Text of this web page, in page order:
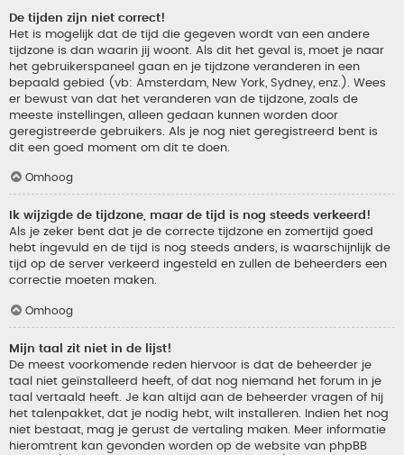
De tijden zijn niet correct!
Het is mogelijk dat de tijd die gegeven wordt van een andere
tijdzone is dan waarin jij woont. Als dit het geval is, moet je naar
het gebruikerspaneel gaan en je tijdzone veranderen in een
bepaald gebied (vb: Amsterdam, New York, Sydney, enz.). Wees
er bewust van dat het veranderen van de tijdzone, zoals de
meeste instellingen, alleen gedaan kunnen worden door
geregistreerde gebruikers. Als je nog niet geregistreerd bent is
dit een goed moment om dit te doen.
Omhoog
Ik wijzigde de tijdzone, maar de tijd is nog steeds verkeerd!
Als je zeker bent dat je de correcte tijdzone en zomertijd goed
hebt ingevuld en de tijd is nog steeds anders, is waarschijnlijk de
tijd op de server verkeerd ingesteld en zullen de beheerders een
correctie moeten maken.
Omhoog
Mijn taal zit niet in de lijst!
De meest voorkomende reden hiervoor is dat de beheerder je
taal niet geïnstalleerd heeft, of dat nog niemand het forum in je
taal vertaald heeft. Je kan altijd aan de beheerder vragen of hij
het talenpakket, dat je nodig hebt, wilt installeren. Indien het nog
niet bestaat, mag je gerust de vertaling maken. Meer informatie
hieromtrent kan gevonden worden op de website van phpBB